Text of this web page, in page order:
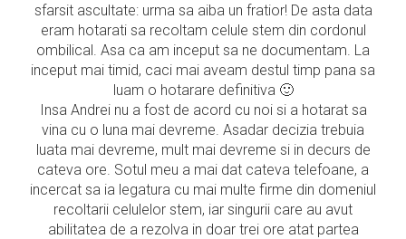
sfarsit ascultate: urma sa aiba un fratior! De asta data
eram hotarati sa recoltam celule stem din cordonul
ombilical. Asa ca am inceput sa ne documentam. La
inceput mai timid, caci mai aveam destul timp pana sa
luam o hotarare definitiva 🙂
Insa Andrei nu a fost de acord cu noi si a hotarat sa
vina cu o luna mai devreme. Asadar decizia trebuia
luata mai devreme, mult mai devreme si in decurs de
cateva ore. Sotul meu a mai dat cateva telefoane, a
incercat sa ia legatura cu mai multe firme din domeniul
recoltarii celulelor stem, iar singurii care au avut
abilitatea de a rezolva in doar trei ore atat partea